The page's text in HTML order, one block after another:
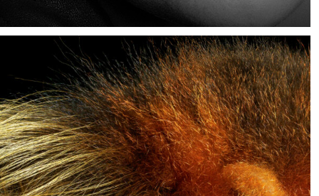
First, shoot as a part of GenNEXT. Lighting a whole shoot
with a single Para 133 HR and a Siros 800.